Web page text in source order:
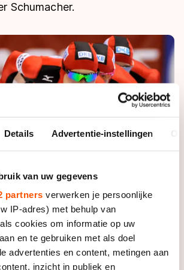
Details Advertentie-instellingen
van uw gegevens
partners verwerken je persoonlijke
IP-adres) met behulp van
cookies om informatie op uw
en te gebruiken met als doel
advertenties en content, metingen aan
inzicht in publiek en
& tijden
Schaatstijd
op
en skaten?
schaatsfan
Spelen
verhalen
Schumacher.